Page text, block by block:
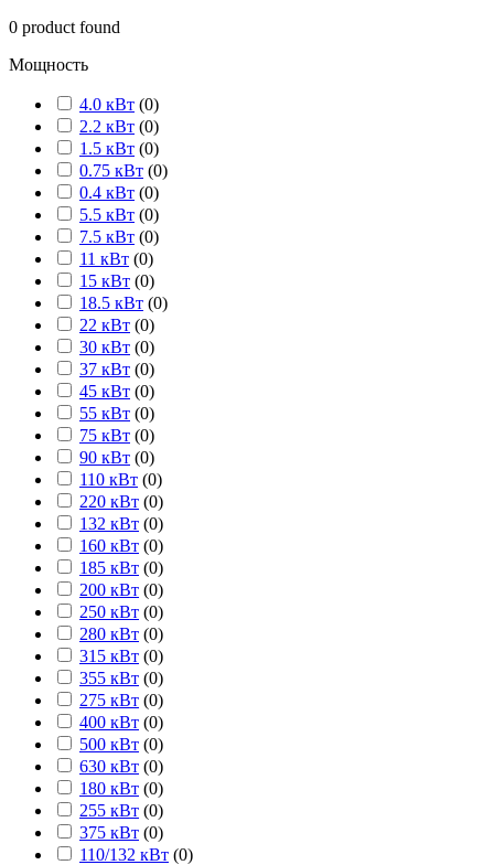
0 product found
Мощность
4.0 кВт (0)
2.2 кВт (0)
1.5 кВт (0)
0.75 кВт (0)
0.4 кВт (0)
5.5 кВт (0)
7.5 кВт (0)
11 кВт (0)
15 кВт (0)
18.5 кВт (0)
22 кВт (0)
30 кВт (0)
37 кВт (0)
45 кВт (0)
55 кВт (0)
75 кВт (0)
90 кВт (0)
110 кВт (0)
220 кВт (0)
132 кВт (0)
160 кВт (0)
185 кВт (0)
200 кВт (0)
250 кВт (0)
280 кВт (0)
315 кВт (0)
355 кВт (0)
275 кВт (0)
400 кВт (0)
500 кВт (0)
630 кВт (0)
180 кВт (0)
255 кВт (0)
375 кВт (0)
110/132 кВт (0)